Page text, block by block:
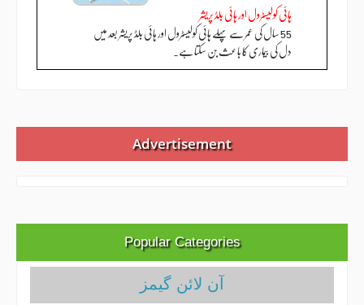
ہائی کولیسٹرول اور ہائی بلڈ پریشر
55 سال کی عمر سے پہلے ہائی کولیسٹرول اور ہائی بلڈ پریشر بعد میں
دل کی بیماری کا باعث بن سکتا ہے۔
Advertisement
Popular Categories
آن لائن گیمز